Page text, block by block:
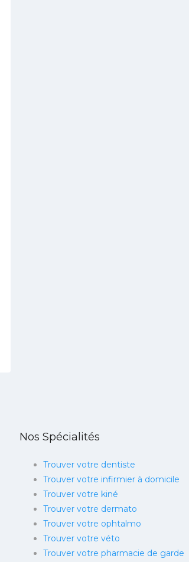
Nos Spécialités
Trouver votre dentiste
Trouver votre infirmier à domicile
Trouver votre kiné
Trouver votre dermato
Trouver votre ophtalmo
Trouver votre véto
Trouver votre pharmacie de garde